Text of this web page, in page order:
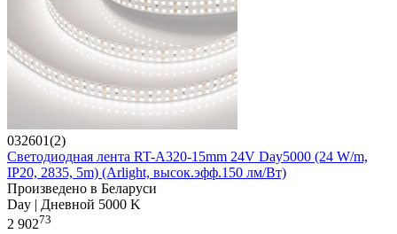
032601(2)
Светодиодная лента RT-A320-15mm 24V Day5000 (24 W/m,
IP20, 2835, 5m) (Arlight, высок.эфф.150 лм/Вт)
Произведено в Беларуси
Day | Дневной 5000 K
2 90273